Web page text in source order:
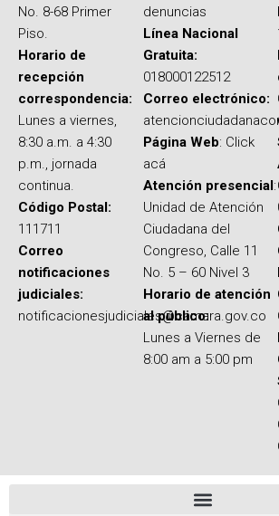
No. 8-68 Primer
Piso.
Horario de
recepción
correspondencia:
Lunes a viernes,
8:30 a.m. a 4:30
p.m., jornada
continua.
Código Postal:
111711
Correo
notificaciones
judiciales:
notificacionesjudiciales@camara.gov.co
denuncias
Línea Nacional
Gratuita:
018000122512
Correo electrónico:
Página Web: Click
acá
Atención presencial:
Unidad de Atención
Ciudadana del
Congreso, Calle 11
No. 5 – 60 Nivel 3
Horario de atención
al público:
Lunes a Viernes de
8:00 am a 5:00 pm